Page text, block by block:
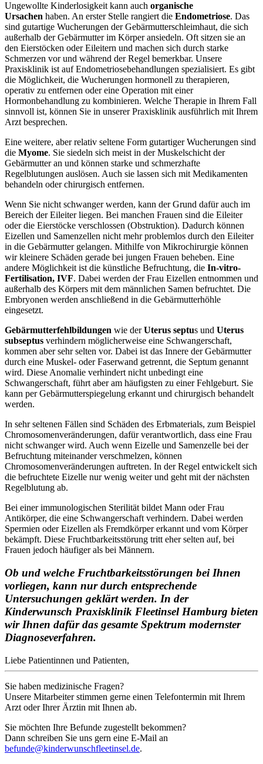
Ungewollte Kinderlosigkeit kann auch organische
Ursachen haben. An erster Stelle rangiert die Endometriose. Das
sind gutartige Wucherungen der Gebärmutterschleimhaut, die sich
außerhalb der Gebärmutter im Körper ansiedeln. Oft sitzen sie an
den Eierstöcken oder Eileitern und machen sich durch starke
Schmerzen vor und während der Regel bemerkbar. Unsere
Praxisklinik ist auf Endometriosebehandlungen spezialisiert. Es gibt
die Möglichkeit, die Wucherungen hormonell zu therapieren,
operativ zu entfernen oder eine Operation mit einer
Hormonbehandlung zu kombinieren. Welche Therapie in Ihrem Fall
sinnvoll ist, können Sie in unserer Praxisklinik ausführlich mit Ihrem
Arzt besprechen.
Eine weitere, aber relativ seltene Form gutartiger Wucherungen sind
die Myome. Sie siedeln sich meist in der Muskelschicht der
Gebärmutter an und können starke und schmerzhafte
Regelblutungen auslösen. Auch sie lassen sich mit Medikamenten
behandeln oder chirurgisch entfernen.
Wenn Sie nicht schwanger werden, kann der Grund dafür auch im
Bereich der Eileiter liegen. Bei manchen Frauen sind die Eileiter
oder die Eierstöcke verschlossen (Obstruktion). Dadurch können
Eizellen und Samenzellen nicht mehr problemlos durch den Eileiter
in die Gebärmutter gelangen. Mithilfe von Mikrochirurgie können
wir kleinere Schäden gerade bei jungen Frauen beheben. Eine
andere Möglichkeit ist die künstliche Befruchtung, die In-vitro-
Fertilisation, IVF. Dabei werden der Frau Eizellen entnommen und
außerhalb des Körpers mit dem männlichen Samen befruchtet. Die
Embryonen werden anschließend in die Gebärmutterhöhle
eingesetzt.
Gebärmutterfehlbildungen wie derUterus septus und Uterus
subseptus verhindern möglicherweise eine Schwangerschaft,
kommen aber sehr selten vor. Dabei ist das Innere der Gebärmutter
durch eine Muskel- oder Faserwand getrennt, die Septum genannt
wird. Diese Anomalie verhindert nicht unbedingt eine
Schwangerschaft, führt aber am häufigsten zu einer Fehlgeburt. Sie
kann per Gebärmutterspiegelung erkannt und chirurgisch behandelt
werden.
In sehr seltenen Fällen sind Schäden des Erbmaterials, zum Beispiel
Chromosomenveränderungen, dafür verantwortlich, dass eine Frau
nicht schwanger wird. Auch wenn Eizelle und Samenzelle bei der
Befruchtung miteinander verschmelzen, können
Chromosomenveränderungen auftreten. In der Regel entwickelt sich
die befruchtete Eizelle nur wenig weiter und geht mit der nächsten
Regelblutung ab.
Bei einer immunologischen Sterilität bildet Mann oder Frau
Antikörper, die eine Schwangerschaft verhindern. Dabei werden
Spermien oder Eizellen als Fremdkörper erkannt und vom Körper
bekämpft. Diese Fruchtbarkeitsstörung tritt eher selten auf, bei
Frauen jedoch häufiger als bei Männern.
Ob und welche Fruchtbarkeitsstörungen bei Ihnen
vorliegen, kann nur durch entsprechende
Untersuchungen geklärt werden. In der
Kinderwunsch Praxisklinik Fleetinsel Hamburg bieten
wir Ihnen dafür das gesamte Spektrum modernster
Diagnoseverfahren.
Liebe Patientinnen und Patienten,
Sie haben medizinische Fragen?
Unsere Mitarbeiter stimmen gerne einen Telefontermin mit Ihrem
Arzt oder Ihrer Ärztin mit Ihnen ab.
Sie möchten Ihre Befunde zugestellt bekommen?
Dann schreiben Sie uns gern eine E-Mail an
befunde@kinderwunschfleetinsel.de.